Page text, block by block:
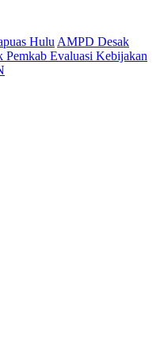
Hulu AMPD Desak
Evaluasi Kebijakan